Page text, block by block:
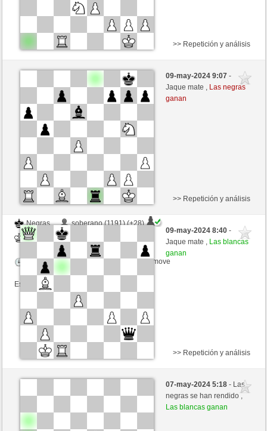
Negras
PANAKA (1210) (-9)
trabado157 (1372) (+9)
Tiempo: 15 minutes/side + 5 seconds/move
Esta partida es por puntos
>> Repetición y análisis
09-may-2024 9:07-
Jaque mate , Las negras
ganan
Negras
soberano (1191) (+28)
Blancas
Tiempo: 18 minutes/side + 13 seconds/move
Esta partida es por puntos
>> Repetición y análisis
09-may-2024 8:40-
Jaque mate , Las blancas
ganan
Negras
Stark555 (1251) (-10)
Tiempo: 18 minutes/side + 13 seconds/move
>> Repetición y análisis
07-may-2024 5:18- Las
negras se han rendido ,
Las blancas ganan